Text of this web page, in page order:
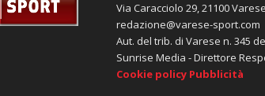
Via Caracciolo 29, 21100
redazione@varese-sport.com
Aut. del trib. di Varese n. 345
Sunrise Media - Direttore
Cookie policy Pubblicità